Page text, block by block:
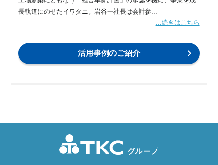
長軌道にのせたイワタニ。岩谷一社長は会計参...
...続きはこちら
活用事例のご紹介